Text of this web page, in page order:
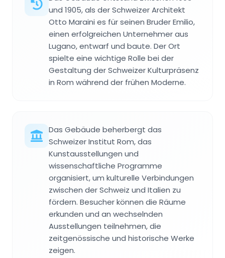
und 1905, als der Schweizer Architekt
Otto Maraini es für seinen Bruder Emilio,
einen erfolgreichen Unternehmer aus
Lugano, entwarf und baute. Der Ort
spielte eine wichtige Rolle bei der
Gestaltung der Schweizer Kulturpräsenz
in Rom während der frühen Moderne.
Das Gebäude beherbergt das
Schweizer Institut Rom, das
Kunstausstellungen und
wissenschaftliche Programme
organisiert, um kulturelle Verbindungen
zwischen der Schweiz und Italien zu
fördern. Besucher können die Räume
erkunden und an wechselnden
Ausstellungen teilnehmen, die
zeitgenössische und historische Werke
zeigen.